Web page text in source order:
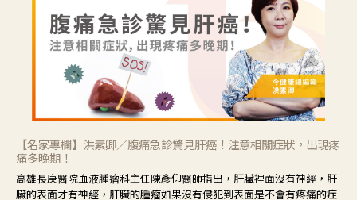
【名家專欄】洪素卿／腹痛急診驚見肝癌！注意相關症狀，出現疼
痛多晚期！
高雄長庚醫院血液腫瘤科主任陳彥仰醫師指出，肝臟裡面沒有神經，肝
臟的表面才有神經，肝臟的腫瘤如果沒有侵犯到表面是不會有疼痛的症